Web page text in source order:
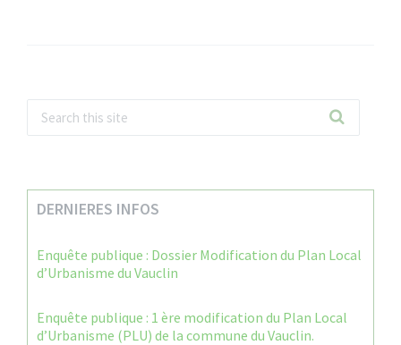
DERNIERES INFOS
Enquête publique : Dossier Modification du Plan Local
d’Urbanisme du Vauclin
Enquête publique : 1 ère modification du Plan Local
d’Urbanisme (PLU) de la commune du Vauclin.